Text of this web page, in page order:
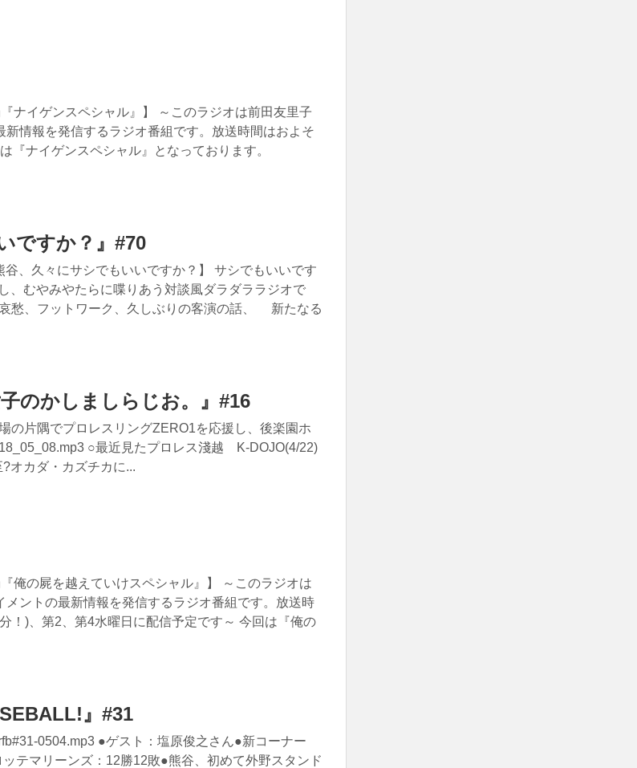
ナイゲンスペシャル』】 ～このラジオは前田友里子
情報を発信するラジオ番組です。放送時間はおよそ
『ナイゲンスペシャル』となっております。
ですか？』#70
谷、久々にサシでもいいですか？】 サシでもいいです
、むやみやたらに喋りあう対談風ダラダララジオで
愁、フットワーク、久しぶりの客演の話、 新たなる
のかしましらじお。』#16
の片隅でプロレスリングZERO1を応援し、後楽園ホ
○最近見たプロレス淺越 K-DOJO(4/22)
オカダ・カズチカに...
俺の屍を越えていけスペシャル』】 ～このラジオは
ントの最新情報を発信するラジオ番組です。放送時
！)、第2、第4水曜日に配信予定です～ 今回は『俺の
』#31
0504.mp3 ●ゲスト：塩原俊之さん●新コーナー
テマリーンズ：12勝12敗●熊谷、初めて外野スタンド